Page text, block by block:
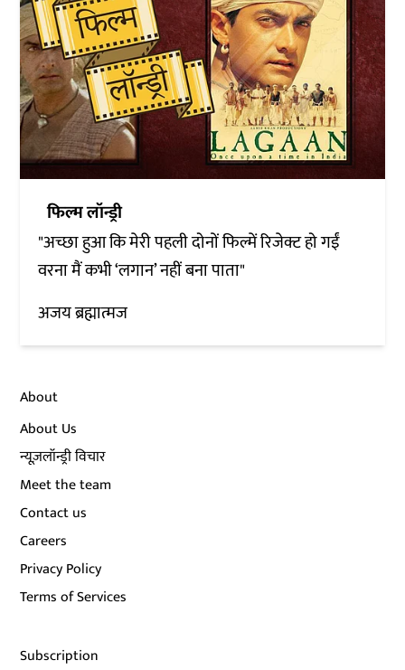
फिल्म लॉन्ड्री
"अच्छा हुआ कि मेरी पहली दोनों फिल्में रिजेक्ट हो गईं
वरना मैं कभी ‘लगान’ नहीं बना पाता"
अजय ब्रह्मात्मज
About
About Us
न्यूज़लॉन्ड्री विचार
Meet the team
Contact us
Careers
Privacy Policy
Terms of Services
Subscription